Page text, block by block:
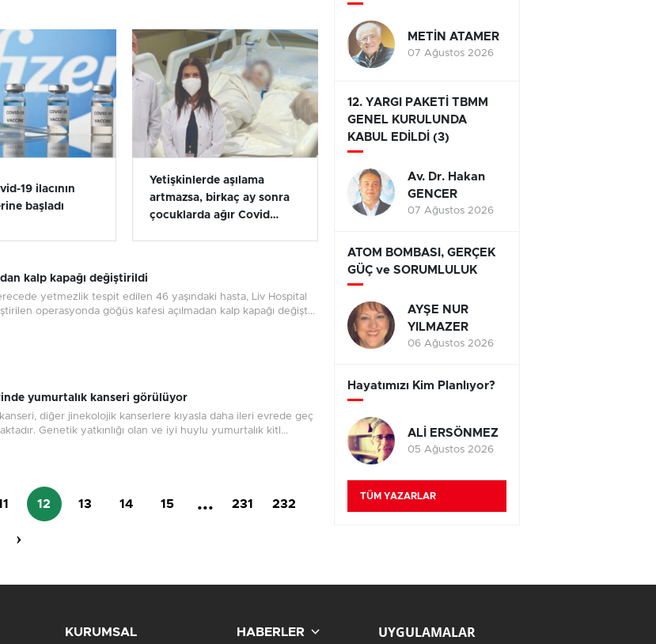
19 ilacının
başladı
Yetişkinlerde aşılama
artmazsa, birkaç ay sonra
çocuklarda ağır Covid
kalp kapağı değiştirildi
yetmezlik tespit edilen 46 yaşındaki hasta, Liv Hospital
operasyonda göğüs kafesi açılmadan kalp kapağı değişt...
yumurtalık kanseri görülüyor
diğer jinekolojik kanserlere kıyasla daha ileri evrede geç
Genetik yatkınlığı olan ve iyi huylu yumurtalık kitl...
12 13 14 15 ... 231 232
›
METİN ATAMER
07 Ağustos 2026
12. YARGI PAKETİ TBMM
GENEL KURULUNDA
KABUL EDİLDİ (3)
Av. Dr. Hakan
GENCER
07 Ağustos 2026
ATOM BOMBASI, GERÇEK
GÜÇ ve SORUMLULUK
AYŞE NUR
YILMAZER
06 Ağustos 2026
Hayatımızı Kim Planlıyor?
ALİ ERSÖNMEZ
05 Ağustos 2026
TÜM YAZARLAR
KURUMSAL HABERLER UYGULAMALAR